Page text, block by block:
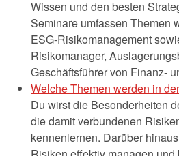
Wissen und den besten
Seminare umfassen Themen
ESG-Risikomanagement
Risikomanager,
Geschäftsführer von Finanz-
Welche Themen werden in
Du wirst die Besonderheiten
die damit verbundenen
kennenlernen. Darüber